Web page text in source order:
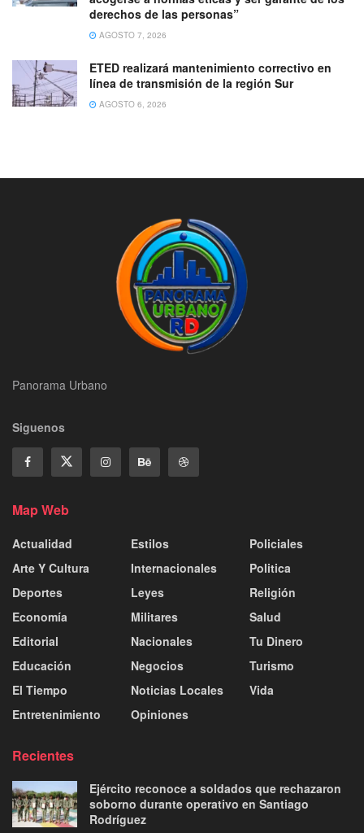
derechos de las personas”
AGOSTO 7, 2026
ETED realizará mantenimiento correctivo en
línea de transmisión de la región Sur
AGOSTO 6, 2026
Panorama Urbano
Siguenos
Map Web
Actualidad
Arte Y Cultura
Deportes
Economía
Editorial
Educación
El Tiempo
Entretenimiento
Estilos
Internacionales
Leyes
Militares
Nacionales
Negocios
Noticias Locales
Opiniones
Policiales
Politica
Religión
Salud
Tu Dinero
Turismo
Vida
Recientes
Ejército reconoce a soldados que rechazaron
soborno durante operativo en Santiago
Rodríguez